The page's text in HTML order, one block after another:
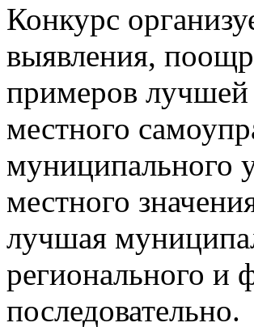
Конкурс
выявления,
примеров лучшей
местного
муниципального
местного
лучшая
регионального и
последовательно.